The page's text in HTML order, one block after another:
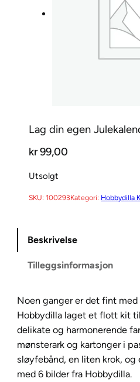
Lag din egen
kr99,00
Utsolgt
SKU: 100293Kategori: Hobbydilla
Beskrivelse
Tilleggsinformasjon
Noen ganger er det fint
Hobbydilla laget et flott kit
delikate og harmonerende
mønsterark og kartonger i
sløyfebånd, en liten krok,
med 6 bilder fra Hobbydilla.